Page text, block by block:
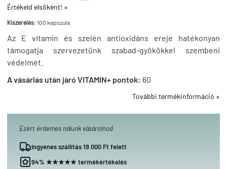
Értékeld elsőként! »
Kiszerelés: 100 kapszula
Az E vitamin és szelén antioxidáns ereje hatékonyan
támogatja szervezetünk szabad-gyökökkel szembeni
védelmét.
A vásárlás után járó VITAMIN+ pontok: 60
További termékinformáció »
Ezért érdemes nálunk vásárolnod
Ingyenes szállítás 19 000 Ft felett
94% ★★★★★ termékértékelés